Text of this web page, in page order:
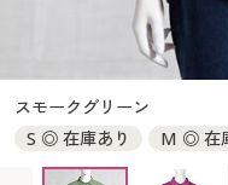
大きいサイズ メンズ
大きいサイズ 事務・制服
カタログ・チラシから
デジタルカタログ
大きいサイズ 事務・制服
カタログ・チラシか
デジタルカタログ
カタログ無料プレゼ
スモークグリーン
S ◎ 在庫あり
M ◎ 在
LL ◎ 在庫あり
3L ◎